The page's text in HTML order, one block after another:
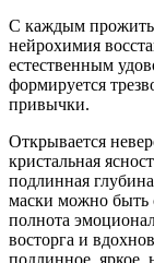
С каждым
нейрохимия
естественным
формируется
привычки.
Открывается
кристальная
подлинная
маски можно быть
полнота
восторга и